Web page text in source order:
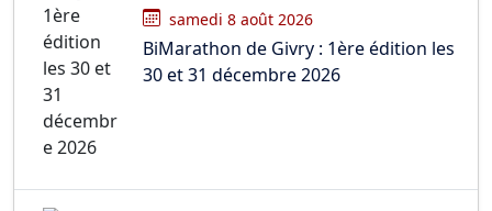
samedi 8 août 2026
BiMarathon de Givry : 1ère édition les
30 et 31 décembre 2026